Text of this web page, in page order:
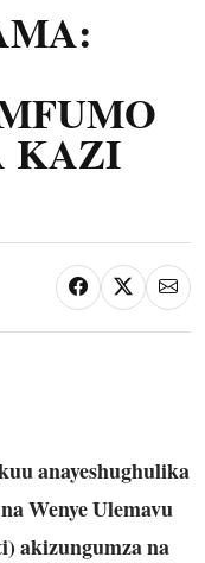
KAZI
anayeshughulika
Wenye Ulemavu
akizungumza na